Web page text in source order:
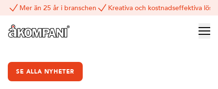
Mer än 25 år i branschen Kreativa och kostnadseffektiva
SE ALLA NYHETER